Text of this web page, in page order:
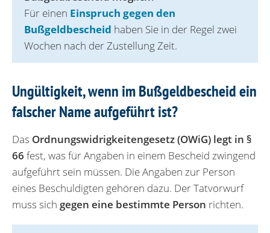
Für einen Einspruch gegen den
Bußgeldbescheid haben Sie in der Regel zwei
Wochen nach der Zustellung Zeit.
Ungültigkeit, wenn im Bußgeldbescheid ein
falscher Name aufgeführt ist?
Das Ordnungswidrigkeitengesetz (OWiG) legt in §
66 fest, was für Angaben in einem Bescheid zwingend
aufgeführt sein müssen. Die Angaben zur Person
eines Beschuldigten gehören dazu. Der Tatvorwurf
muss sich gegen eine bestimmte Person richten.